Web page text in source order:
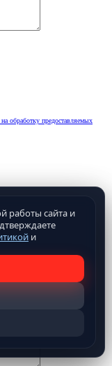
на обработку предоставляемых
работы сайта и
и